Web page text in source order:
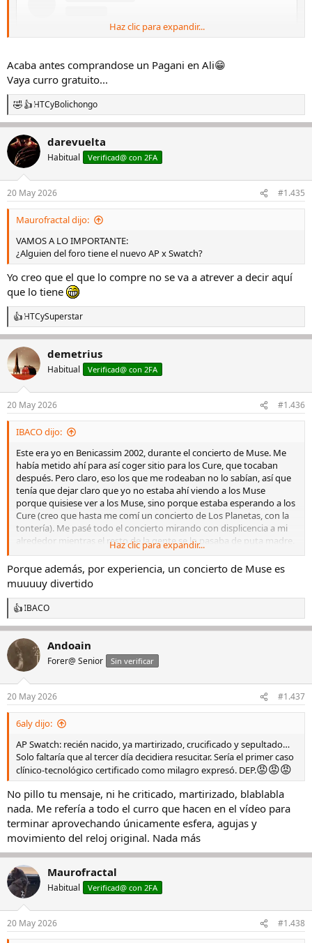
View this content on Instagram
Haz clic para expandir...
Acaba antes comprandose un Pagani en Ali😁
Vaya curro gratuito...
R
e
a
c
i
e
s
HTCyBolichongo
darevuelta
Habitual Verificad@ con 2FA
20 May 2026 #1.435
Maurofractal dijo:
VAMOS A LO IMPORTANTE:
¿Alguien del foro tiene el nuevo AP x Swatch?
Yo creo que el que lo compre no se va a atrever a decir aquí
que lo tiene
R
e
a
c
c
i
e
s
HTCySuperstar
demetrius
Habitual Verificad@ con 2FA
20 May 2026 #1.436
IBACO dijo:
Este era yo en Benicassim 2002, durante el concierto de Muse. Me
había metido ahí para así coger sitio para los Cure, que tocaban
después. Pero claro, eso los que me rodeaban no lo sabían, así que
tenía que dejar claro que yo no estaba ahí viendo a los Muse
porque quisiese ver a los Muse, sino porque estaba esperando a los
Cure (creo que hasta me comí un concierto de Los Planetas, con la
tontería). Me pasé todo el concierto mirando con displicencia a mi
alrededor mientras el resto de la gente se lo pasaba de puta madre.
Como lo que viene siendo un gilipollas.
Haz clic para expandir...
Porque además, por experiencia, un concierto de Muse es
muuuuy divertido
R
e
a
c
i
e
s
IBACO
Andoain
Forer@ Senior Sin verificar
20 May 2026 #1.437
6aly dijo:
AP Swatch: recién nacido, ya martirizado, crucificado y sepultado…
Solo faltaría que al tercer día decidiera resucitar. Sería el primer caso
clínico-tecnológico certificado como milagro expresó. DEP.😡😡😡
No pillo tu mensaje, ni he criticado, martirizado, blablabla
nada. Me refería a todo el curro que hacen en el vídeo para
terminar aprovechando únicamente esfera, agujas y
movimiento del reloj original. Nada más
Maurofractal
Habitual Verificad@ con 2FA
20 May 2026 #1.438